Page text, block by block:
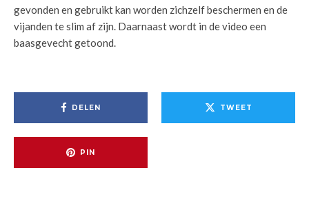
gevonden en gebruikt kan worden zichzelf beschermen en de
vijanden te slim af zijn. Daarnaast wordt in de video een
baasgevecht getoond.
DELEN TWEET
PIN